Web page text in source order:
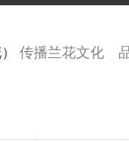
传播兰花文化